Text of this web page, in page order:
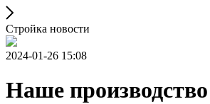
Стройка новости
2024-01-26 15:08
Наше